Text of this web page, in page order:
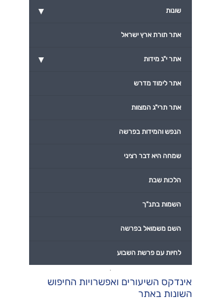
אינדקס השיעורים ואפשרויות החיפוש
השונות באתר
▾ שונות
אתר תורת ארץ ישראל
▾ אתר י"ג מידות
אתר לימוד מדרש
אתר תרי"ג המצוות
הנפש והמידות בפרשה
שמחה היא דבר רציני
הלכות שבת
השמות בתנ"ך
השם משמואל בפרשה
לחיות עם פרשת השבוע